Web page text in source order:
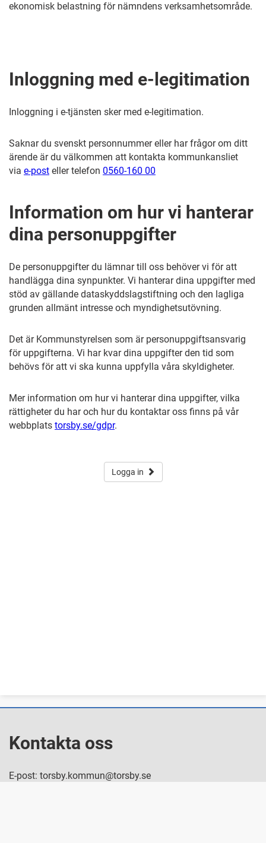
ekonomisk belastning för nämndens verksamhetsområde.
Inloggning med e-legitimation
Inloggning i e-tjänsten sker med e-legitimation.
Saknar du svenskt personnummer eller har frågor om ditt
ärende är du välkommen att kontakta kommunkansliet
via e-post eller telefon 0560-160 00
Information om hur vi hanterar
dina personuppgifter
De personuppgifter du lämnar till oss behöver vi för att
handlägga dina synpunkter. Vi hanterar dina uppgifter med
stöd av gällande dataskyddslagstiftning och den lagliga
grunden allmänt intresse och myndighetsutövning.
Det är Kommunstyrelsen som är personuppgiftsansvarig
för uppgifterna. Vi har kvar dina uppgifter den tid som
behövs för att vi ska kunna uppfylla våra skyldigheter.
Mer information om hur vi hanterar dina uppgifter, vilka
rättigheter du har och hur du kontaktar oss finns på vår
webbplats torsby.se/gdpr.
Logga in
Kontakta oss
E-post: torsby.kommun@torsby.se